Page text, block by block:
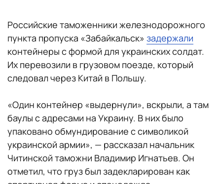
Российские таможенники железнодорожного
пункта пропуска «Забайкальск» задержали
контейнеры с формой для украинских солдат.
Их перевозили в грузовом поезде, который
следовал через Китай в Польшу.
«Один контейнер «выдернули», вскрыли, а там
баулы с адресами на Украину. В них было
упаковано обмундирование с символикой
украинской армии», — рассказал начальник
Читинской таможни Владимир Игнатьев. Он
отметил, что груз был задекларирован как